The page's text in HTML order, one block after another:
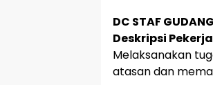
DC STAF GUDANG
Deskripsi
Melaksanakan
atasan dan